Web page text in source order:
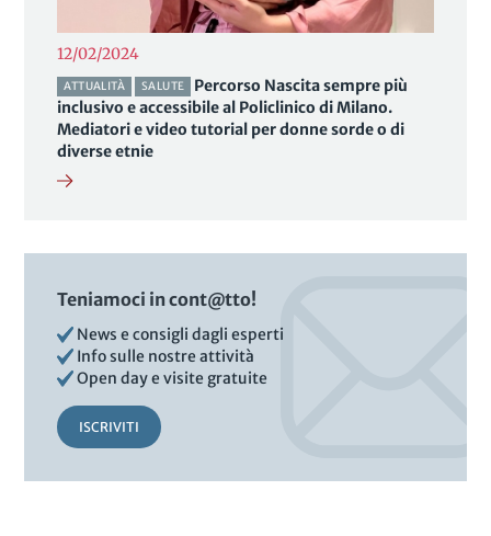
12/02/2024
ATTUALITÀ SALUTE
Percorso Nascita sempre più
inclusivo e accessibile al Policlinico di Milano.
Mediatori e video tutorial per donne sorde o di
diverse etnie
Teniamoci in cont@tto!
News e consigli dagli esperti
Info sulle nostre attività
Open day e visite gratuite
ISCRIVITI